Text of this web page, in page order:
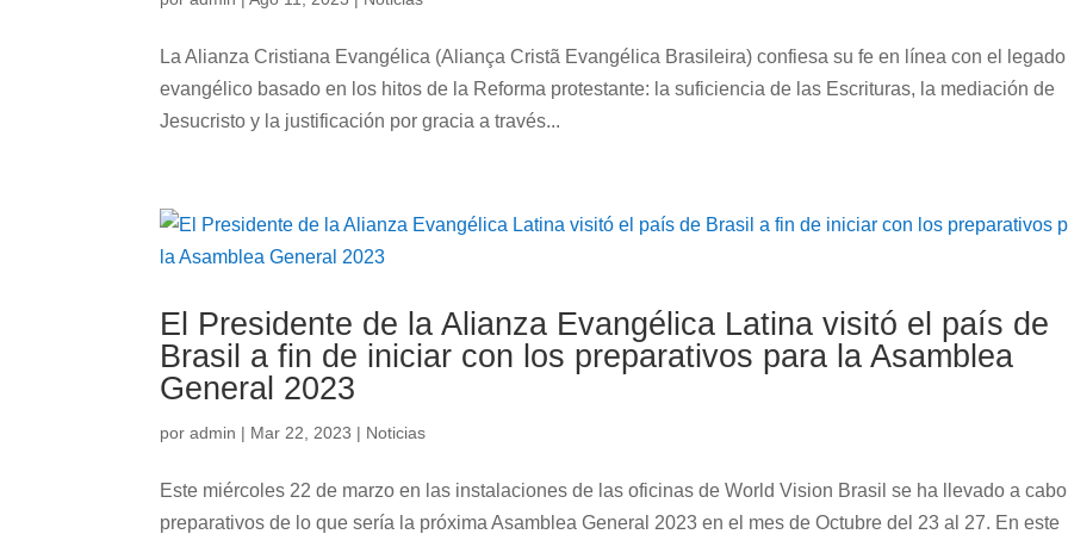
La Alianza Cristiana Evangélica (Aliança Cristã Evangélica Brasileira) confiesa su fe en línea con el legado
evangélico basado en los hitos de la Reforma protestante: la suficiencia de las Escrituras, la mediación de
Jesucristo y la justificación por gracia a través...
El Presidente de la Alianza Evangélica Latina visitó el país de
Brasil a fin de iniciar con los preparativos para la Asamblea
General 2023
poradmin | Mar 22, 2023 | Noticias
Este miércoles 22 de marzo en las instalaciones de las oficinas de World Vision Brasil se ha llevado a
preparativos de lo que sería la próxima Asamblea General 2023 en el mes de Octubre del 23 al 27. En este